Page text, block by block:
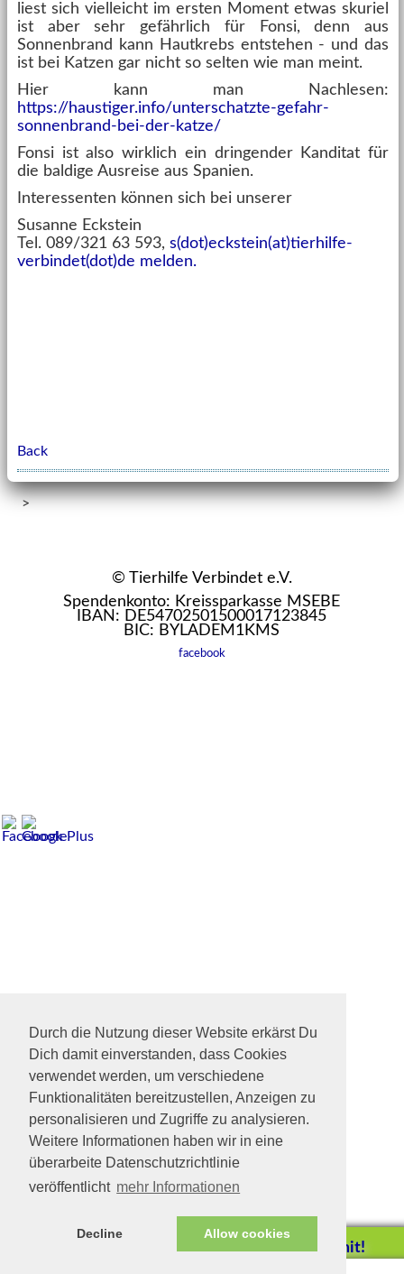
Durch die Nutzung dieser Website erkärst Du
Dich damit einverstanden, dass Cookies
verwendet werden, um verschiedene
Funktionalitäten bereitzustellen, Anzeigen zu
personalisieren und Zugriffe zu analysieren.
Weitere Informationen haben wir in eine
überarbeite Datenschutzrichtlinie
veröffentlicht mehr Informationen
Decline Allow cookies
liest sich vielleicht im ersten Moment etwas skuriel
ist aber sehr gefährlich für Fonsi, denn aus
Sonnenbrand kann Hautkrebs entstehen - und das
ist bei Katzen gar nicht so selten wie man meint.
Hier kann man Nachlesen:
https://haustiger.info/unterschatzte-gefahr-
sonnenbrand-bei-der-katze/
Fonsi ist also wirklich ein dringender Kanditat für
die baldige Ausreise aus Spanien.
Interessenten können sich bei unserer
Susanne Eckstein
Tel. 089/321 63 593, s(dot)eckstein(at)tierhilfe-
verbindet(dot)de melden.
Back
>
© Tierhilfe Verbindet e.V.
Spendenkonto: Kreissparkasse MSEBE
IBAN: DE54702501500017123845
BIC: BYLADEM1KMS
facebook
Helfen Sie mit!